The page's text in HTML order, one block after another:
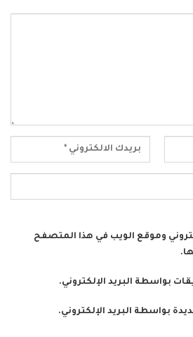
وموقع الويب في هذا المتصفح
بواسطة البريد الإلكتروني.
بواسطة البريد الإلكتروني.